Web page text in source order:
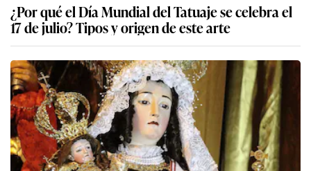
¿Por qué el Día Mundial del Tatuaje se celebra el
17 de julio? Tipos y origen de este arte